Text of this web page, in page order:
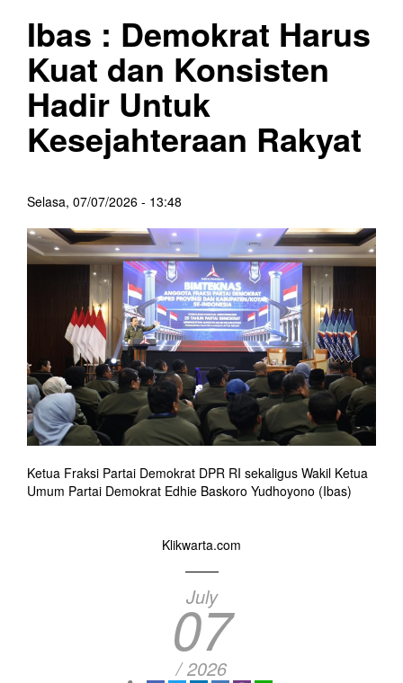
Ibas : Demokrat Harus
Kuat dan Konsisten
Hadir Untuk
Kesejahteraan Rakyat
Selasa, 07/07/2026 - 13:48
Ketua Fraksi Partai Demokrat DPR RI sekaligus Wakil Ketua
Umum Partai Demokrat Edhie Baskoro Yudhoyono (Ibas)
Klikwarta.com
July
07
/ 2026